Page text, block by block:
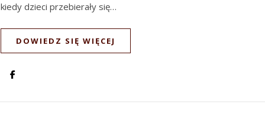
kiedy dzieci przebierały się…
DOWIEDZ SIĘ WIĘCEJ